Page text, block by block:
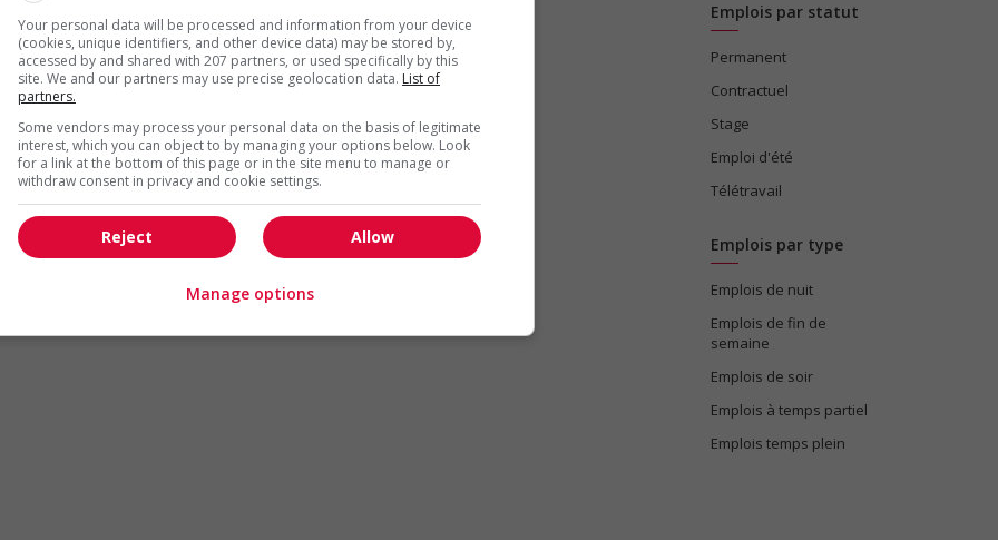
Arts et métiers de la mode Automobile et transport
Cadres supérieurs
Commerce / Offres de services
Comptabilité / Assurance
Construction / Manutention
Droit
Ingénierie / Sciences
Marketing / Communication
Ressources humaines
Tourisme / Hôtellerie
Santé
Emplois par statut
Permanent
Contractuel
Stage
Emploi d'été
Télétravail
Emplois par type
Emplois de nuit
Emplois de fin de
semaine
Emplois de soir
Emplois à temps partiel
Emplois temps plein
Your personal data will be processed and information from your device
(cookies, unique identifiers, and other device data) may be stored by,
accessed by and shared with 207 partners, or used specifically by this
site. We and our partners may use precise geolocation data. List of
partners.
Some vendors may process your personal data on the basis of legitimate
interest, which you can object to by managing your options below. Look
for a link at the bottom of this page or in the site menu to manage or
withdraw consent in privacy and cookie settings.
Allow
Reject
Manage options